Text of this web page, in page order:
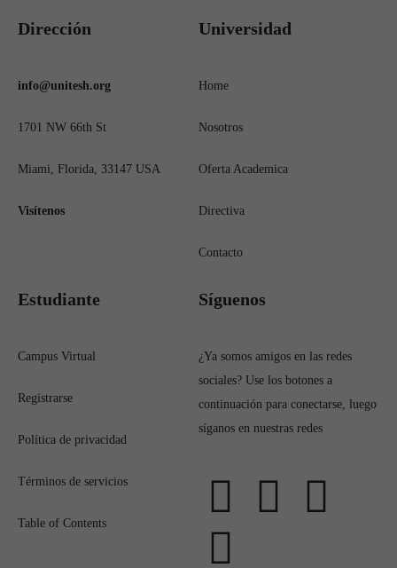
Dirección
info@unitesh.org
1701 NW 66th St
Miami, Florida, 33147 USA
Visítenos
Universidad
Home
Nosotros
Oferta Academica
Directiva
Contacto
Estudiante
Campus Virtual
Registrarse
Política de privacidad
Términos de servicios
Table of Contents
Síguenos
¿Ya somos amigos en las redes
sociales? Use los botones a
continuación para conectarse, luego
síganos en nuestras redes